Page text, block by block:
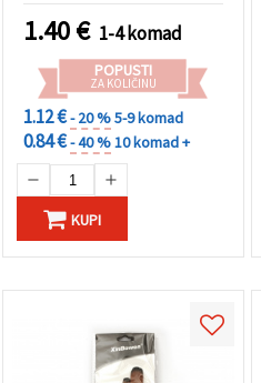
1.40€ 1-4 komad
POPUSTI
ZA KOLIČINU
1.12 €- 20 %5-9 komad
0.84 €- 40 %10 komad +
KUPI